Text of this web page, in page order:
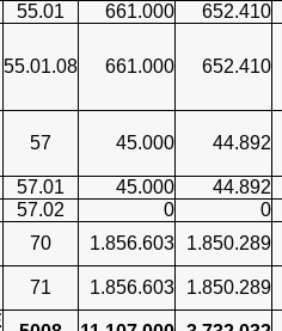
55.01 661.000 652.410
55.01.08 661.000 652.410
57 45.000 44.892
57.01 45.000
44.892
57.02 0
0
70 1.856.603 1.850.289
71 1.856.603 1.850.289